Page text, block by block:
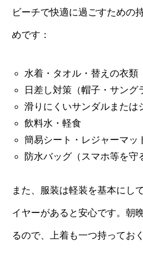
ビーチで快適に過ごすための
めです：
水着・タオル・替えの衣類
日差し対策（帽子・サング
滑りにくいサンダルまたは
飲料水・軽食
簡易シート・レジャーマッ
防水バッグ（スマホ等を守
また、服装は軽装を基本にし
イヤーがあると安心です。朝
るので、上着も一つ持ってお